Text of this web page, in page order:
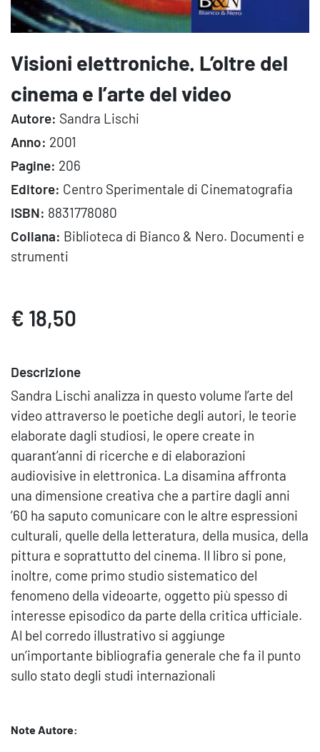
Visioni elettroniche. L’oltre del
cinema e l’arte del video
Autore: Sandra Lischi
Anno: 2001
Pagine: 206
Editore: Centro Sperimentale di Cinematografia
ISBN: 8831778080
Collana: Biblioteca di Bianco & Nero. Documenti e
strumenti
€ 18,50
Descrizione
Sandra Lischi analizza in questo volume l’arte del
video attraverso le poetiche degli autori, le teorie
elaborate dagli studiosi, le opere create in
quarant’anni di ricerche e di elaborazioni
audiovisive in elettronica. La disamina affronta
una dimensione creativa che a partire dagli anni
’60 ha saputo comunicare con le altre espressioni
culturali, quelle della letteratura, della musica, della
pittura e soprattutto del cinema. Il libro si pone,
inoltre, come primo studio sistematico del
fenomeno della videoarte, oggetto più spesso di
interesse episodico da parte della critica ufficiale.
Al bel corredo illustrativo si aggiunge
un’importante bibliografia generale che fa il punto
sullo stato degli studi internazionali
Note Autore: